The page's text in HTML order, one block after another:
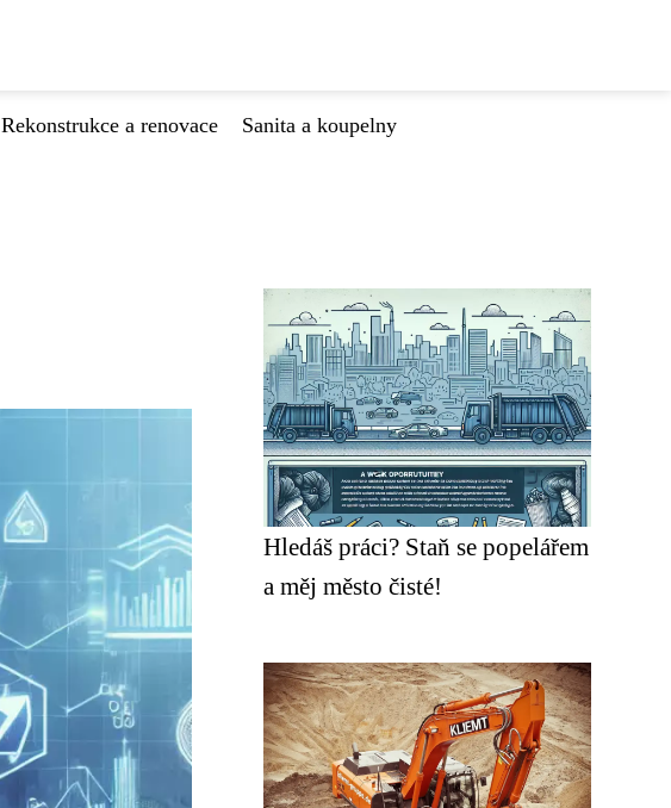
Rekonstrukce a renovace
Sanita a koupelny
Hledáš práci? Staň se popelářem
a měj město čisté!